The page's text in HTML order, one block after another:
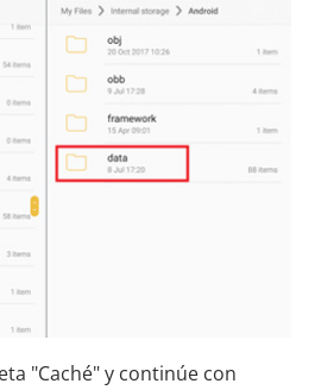
"Caché" y continúe con